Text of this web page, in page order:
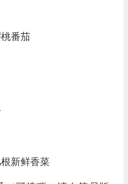
番茄
新鲜香菜